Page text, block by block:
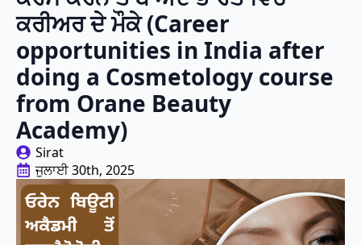
ਕਰੀਅਰ ਦੇ ਮੌਕੇ (Career
opportunities in India after
doing a Cosmetology course
from Orane Beauty
Academy)
Sirat
ਜੁਲਾਈ 30th, 2025